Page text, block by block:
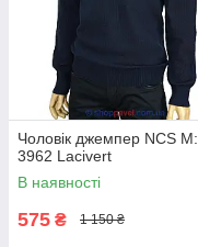
Чоловік джемпер NCS M:
3962 Lacivert
В наявності
575 ₴ 1 150 ₴